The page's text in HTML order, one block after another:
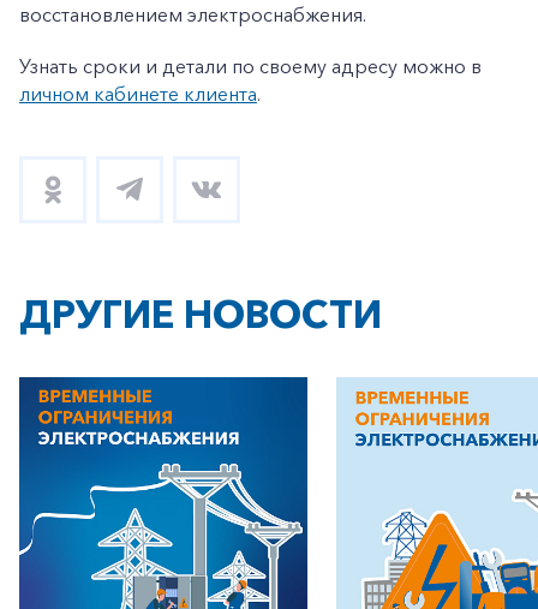
восстановлением электроснабжения.
Узнать сроки и детали по своему адресу можно в
личном кабинете клиента.
ДРУГИЕ НОВОСТИ